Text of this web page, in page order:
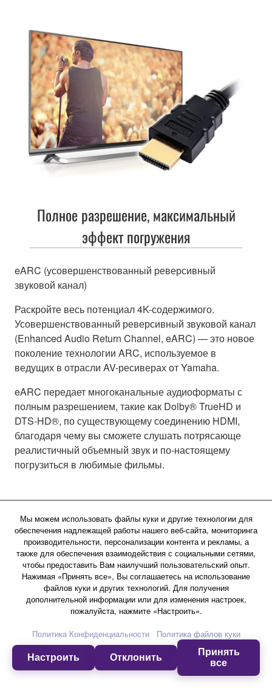
Полное разрешение, максимальный
эффект погружения
eARC (усовершенствованный реверсивный
звуковой канал)
Раскройте весь потенциал 4K-содержимого.
Усовершенствованный реверсивный звуковой канал
(Enhanced Audio Return Channel, eARC) — это новое
поколение технологии ARC, используемое в
ведущих в отрасли AV-ресиверах от Yamaha.
eARC передает многоканальные аудиоформаты с
полным разрешением, такие как Dolby® TrueHD и
DTS-HD®, по существующему соединению HDMI,
благодаря чему вы сможете слушать потрясающе
реалистичный объемный звук и по-настоящему
погрузиться в любимые фильмы.
Мы можем использовать файлы куки и другие технологии для
обеспечения надлежащей работы нашего веб-сайта, мониторинга
производительности, персонализации контента и рекламы, а
также для обеспечения взаимодействия с социальными сетями,
чтобы предоставить Вам наилучший пользовательский опыт.
Нажимая «Принять все», Вы соглашаетесь на использование
файлов куки и других технологий. Для получения
дополнительной информации или для изменения настроек,
пожалуйста, нажмите «Настроить».
Политика Конфиденциальности
Политика файлов куки
Настроить Отклонить
Принять
все